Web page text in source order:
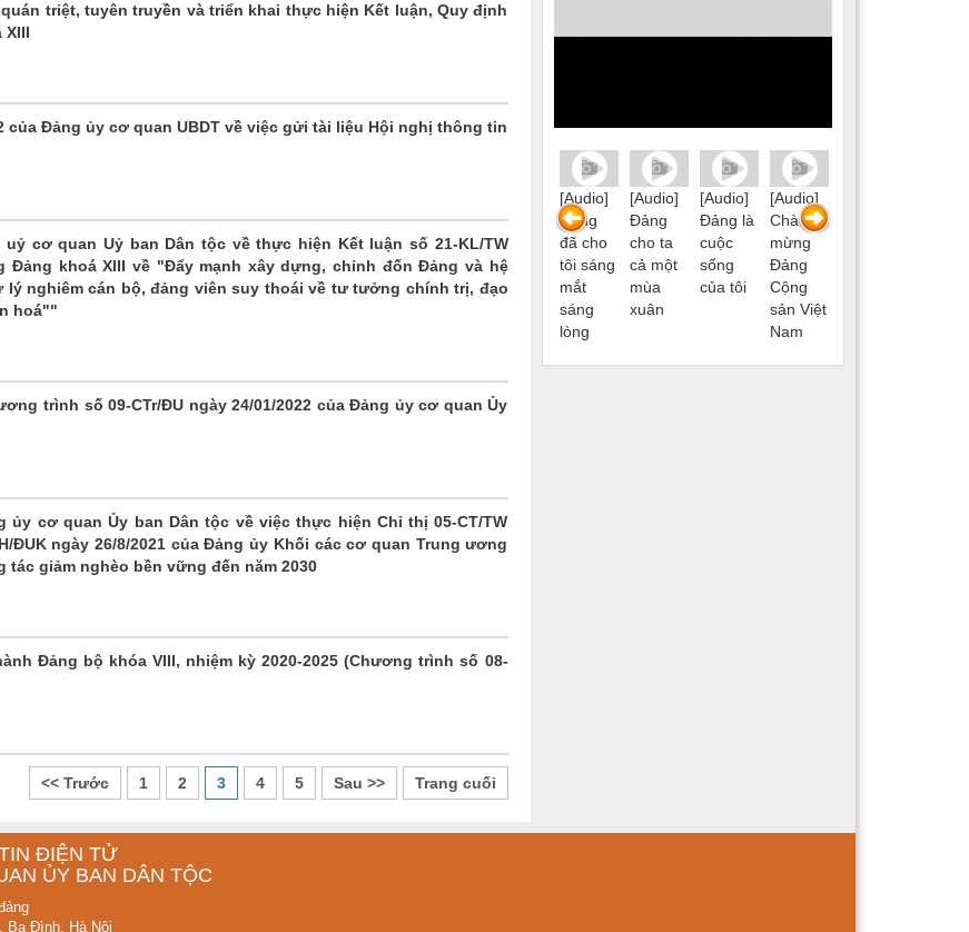
triệt, tuyên truyền và triển khai thực hiện Kết luận, Quy định
XIII
của Đảng ủy cơ quan UBDT về việc gửi tài liệu Hội nghị thông tin
uỷ cơ quan Uỷ ban Dân tộc về thực hiện Kết luận số 21-KL/TW
Đảng khoá XIII về "Đẩy mạnh xây dựng, chỉnh đốn Đảng và hệ
nghiêm cán bộ, đảng viên suy thoái về tư tưởng chính trị, đạo
hoá""
trình số 09-CTr/ĐU ngày 24/01/2022 của Đảng ủy cơ quan Ủy
ủy cơ quan Ủy ban Dân tộc về việc thực hiện Chỉ thị 05-CT/TW
ĐUK ngày 26/8/2021 của Đảng ủy Khối các cơ quan Trung ương
giảm nghèo bền vững đến năm 2030
Đảng bộ khóa VIII, nhiệm kỳ 2020-2025 (Chương trình số 08-
<< Trước 1 2 3 4 5 Sau >> Trang cuối
Đảng
cho ta
cả một
mùa
Đảng là
cuộc
sống
của tôi
Chào
mừng
Đảng
Cộng
Lá cờ
Đảng
[Audio]
Đảng
đã cho
tôi sáng
mắt
sáng
lòng
[Audio]
Đảng
cho ta
cả một
mùa
xuân
[Audio]
Đảng là
cuộc
sống
của tôi
[Audio]
Chào
mừng
Đảng
Cộng
sản Việt
Nam
ĐIỆN TỬ
ỦY BAN DÂN TỘC
Ba Đình, Hà Nội